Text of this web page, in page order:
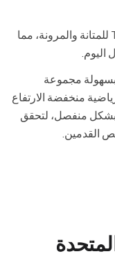
مصمم بنعل مريح من TPU للمتانة والمرونة، مما
اليوم.
مجموعة
منخفضة الارتفاع
بشكل منفصل، لتحقق
القدمين.